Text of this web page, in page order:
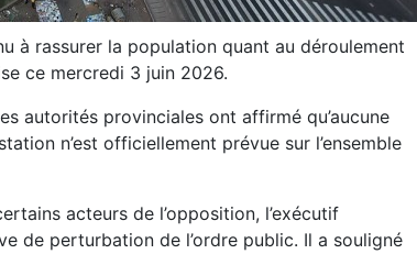
à rassurer la population quant au déroulement
ce mercredi 3 juin 2026.
autorités provinciales ont affirmé qu’aucune
n’est officiellement prévue sur l’ensemble
acteurs de l’opposition, l’exécutif
de perturbation de l’ordre public. Il a souligné